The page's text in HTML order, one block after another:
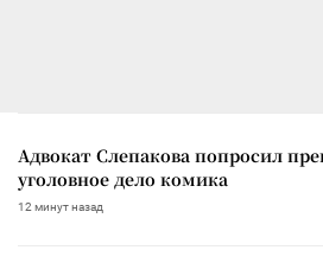
Адвокат Слепакова попросил
уголовное дело комика
12 минут назад